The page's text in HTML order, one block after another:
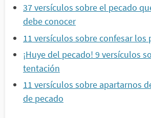
37 versículos sobre el pecado
debe conocer
11 versículos sobre confesar los
¡Huye del pecado! 9 versículos
tentación
11 versículos sobre apartarnos
de pecado